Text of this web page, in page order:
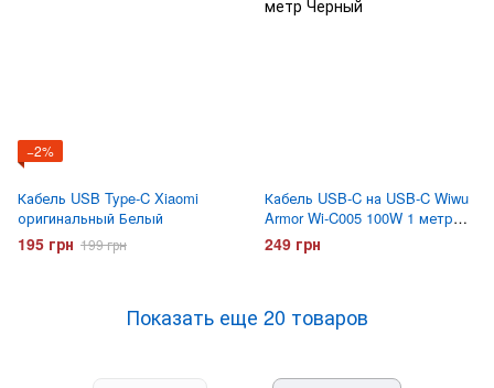
−2%
Кабель USB Type-C Xiaomi
оригинальный Белый
195 грн 199 грн
Кабель USB-C на USB-C Wiwu
Armor Wi-C005 100W 1 метр
Черный
249 грн
Показать еще 20 товаров